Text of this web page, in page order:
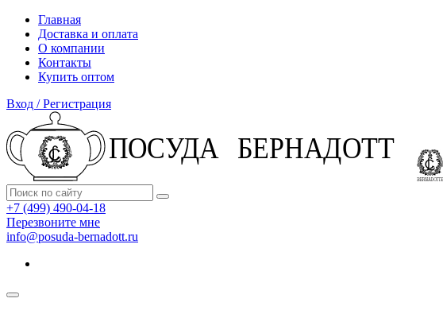
Главная
Доставка и оплата
О компании
Контакты
Купить оптом
Вход / Регистрация
+7 (499) 490-04-18
Перезвоните мне
info@posuda-bernadott.ru